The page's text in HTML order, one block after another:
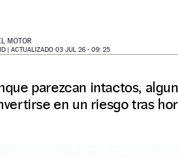
MOTOR
| ACTUALIZADO 03 JUL 26 - 09: 25
parezcan intactos,
en un riesgo tras